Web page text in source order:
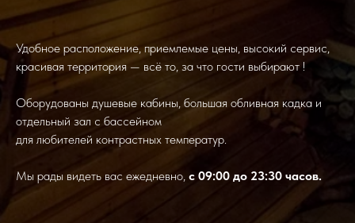
Удобное расположение, приемлемые цены, высокий сервис,
красивая территория — всё то, за что гости выбирают !
Оборудованы душевые кабины, большая обливная кадка и
отдельный зал с бассейном
для любителей контрастных температур.
Мы рады видеть вас ежедневно, с 09:00 до 23:30 часов.